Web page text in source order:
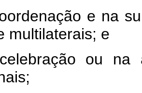
e na
multilaterais; e
ou na